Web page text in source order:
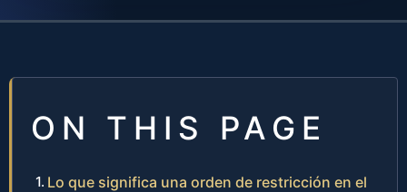
ON THIS PAGE
Lo que significa una orden de restricción en el